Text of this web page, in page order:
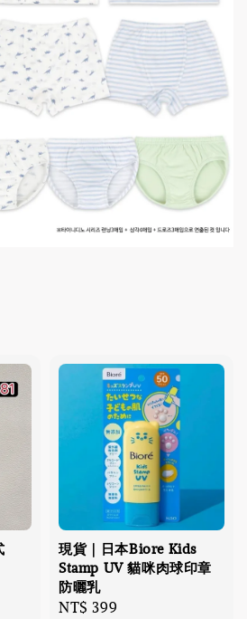
現貨｜日本Biore Kids
Stamp UV 貓咪肉球印章
防曬乳
Regular
NT$ 399